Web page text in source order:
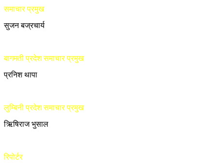
समाचार प्रमुख
सुजन बज्रचार्य
बागमती प्रदेश समाचार प्रमुख
प्रनिश थापा
लुम्बिनी प्रदेश समाचार प्रमुख
ऋिषिराज भुसाल
रिपोर्टर